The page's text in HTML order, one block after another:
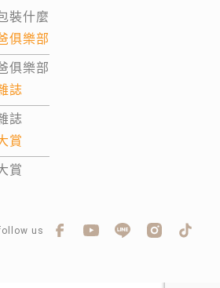
裝什麼
俱樂部
俱樂部
誌
誌
賞
賞
us